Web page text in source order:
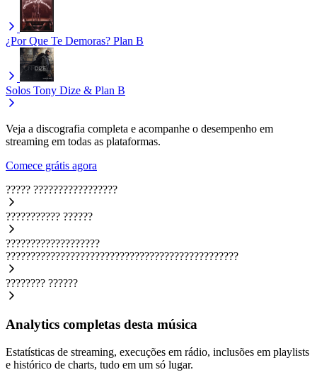
¿Por Que Te Demoras? Plan B
Solos Tony Dize & Plan B
Veja a discografia completa e acompanhe o desempenho em
streaming em todas as plataformas.
Comece grátis agora
????? ?????????????????
??????????? ??????
???????????????????
???????????????????????????????????????????????
???????? ??????
Analytics completas desta música
Estatísticas de streaming, execuções em rádio, inclusões em playlists
e histórico de charts, tudo em um só lugar.